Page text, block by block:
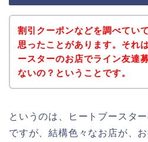
割引クーポンなどを調べてい
思ったことがあります。それ
ースターのお店でライン友達
ないの？ということです。
というのは、ヒートブースタ
ですが、結構色々なお店が、